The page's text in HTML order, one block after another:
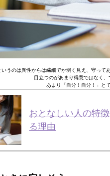
うのは異性からは繊細でか弱く見え、守って
目立つのがあまり得意ではなく
あまり「自分！自分！」と
おとなしい人の特
る理由